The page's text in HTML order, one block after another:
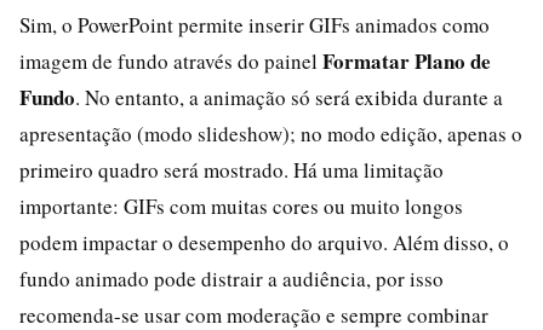
Sim, o PowerPoint permite inserir GIFs animados como
imagem de fundo através do painel Formatar Plano de
Fundo. No entanto, a animação só será exibida durante a
apresentação (modo slideshow); no modo edição, apenas o
primeiro quadro será mostrado. Há uma limitação
importante: GIFs com muitas cores ou muito longos
podem impactar o desempenho do arquivo. Além disso, o
fundo animado pode distrair a audiência, por isso
recomenda-se usar com moderação e sempre combinar